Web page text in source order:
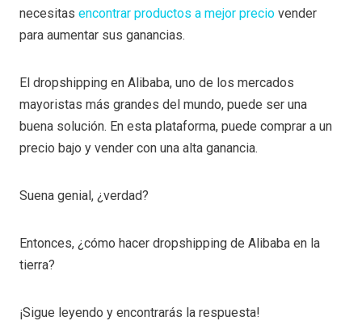
necesitas encontrar productos a mejor precio vender
para aumentar sus ganancias.
El dropshipping en Alibaba, uno de los mercados
mayoristas más grandes del mundo, puede ser una
buena solución. En esta plataforma, puede comprar a un
precio bajo y vender con una alta ganancia.
Suena genial, ¿verdad?
Entonces, ¿cómo hacer dropshipping de Alibaba en la
tierra?
¡Sigue leyendo y encontrarás la respuesta!